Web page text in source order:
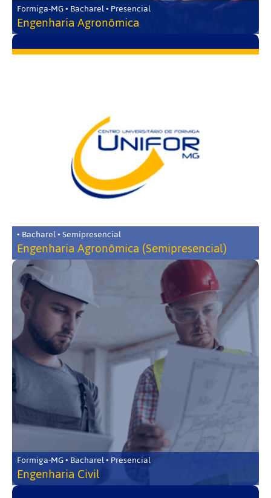
Formiga-MG • Bacharel • Presencial
Engenharia Agronômica
• Bacharel • Semipresencial
Engenharia Agronômica (Semipresencial)
Formiga-MG • Bacharel • Presencial
Engenharia Civil